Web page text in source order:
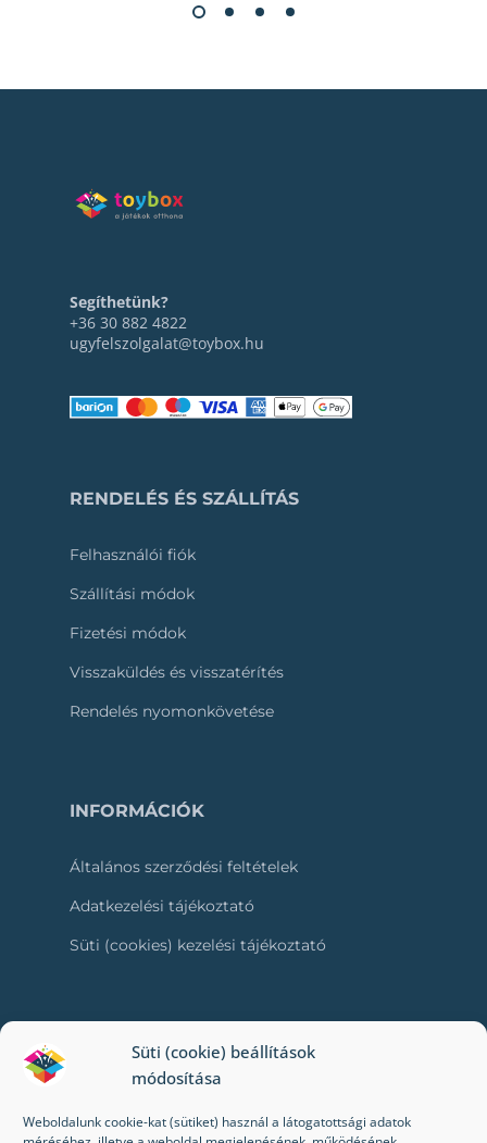
Süti (cookie) beállítások
módosítása
Weboldalunk cookie-kat (sütiket) használ a látogatottsági adatok
Segíthetünk?
+36 30 882 4822
ugyfelszolgalat@toybox.hu
RENDELÉS ÉS SZÁLLÍTÁS
Felhasználói fiók
Szállítási módok
Fizetési módok
Visszaküldés és visszatérítés
Rendelés nyomonkövetése
INFORMÁCIÓK
Általános szerződési feltételek
Adatkezelési tájékoztató
Süti (cookies) kezelési tájékoztató
RÓLUNK